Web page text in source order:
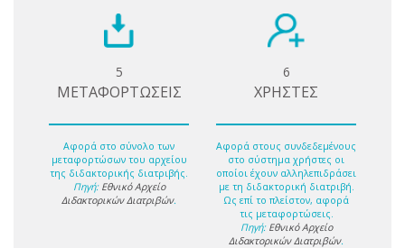
5
ΜΕΤΑΦΟΡΤΩΣΕΙΣ
Αφορά στο σύνολο των
μεταφορτώσων του αρχείου
της διδακτορικής διατριβής.
Πηγή: Εθνικό Αρχείο
Διδακτορικών Διατριβών.
6
ΧΡΗΣΤΕΣ
Αφορά στους συνδεδεμένους
στο σύστημα χρήστες οι
οποίοι έχουν αλληλεπιδράσει
με τη διδακτορική διατριβή.
Ως επί το πλείστον, αφορά
τις μεταφορτώσεις.
Πηγή: Εθνικό Αρχείο
Διδακτορικών Διατριβών.